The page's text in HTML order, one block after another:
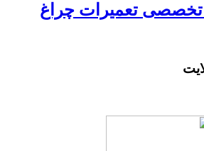
تخصصی تعمیرات چراغ